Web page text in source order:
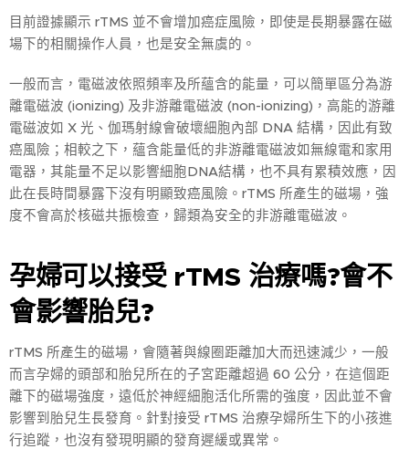
目前證據顯示 rTMS 並不會增加癌症風險，即使是長期暴露在磁
場下的相關操作人員，也是安全無虞的。
一般而言，電磁波依照頻率及所蘊含的能量，可以簡單區分為游
離電磁波 (ionizing) 及非游離電磁波 (non-ionizing)，高能的游離
電磁波如 X 光、伽瑪射線會破壞細胞內部 DNA 結構，因此有致
癌風險；相較之下，蘊含能量低的非游離電磁波如無線電和家用
電器，其能量不足以影響細胞DNA結構，也不具有累積效應，因
此在長時間暴露下沒有明顯致癌風險。rTMS 所產生的磁場，強
度不會高於核磁共振檢查，歸類為安全的非游離電磁波。
孕婦可以接受 rTMS 治療嗎?會不
會影響胎兒?
rTMS 所產生的磁場，會隨著與線圈距離加大而迅速減少，一般
而言孕婦的頭部和胎兒所在的子宮距離超過 60 公分，在這個距
離下的磁場強度，遠低於神經細胞活化所需的強度，因此並不會
影響到胎兒生長發育。針對接受 rTMS 治療孕婦所生下的小孩進
行追蹤，也沒有發現明顯的發育遲緩或異常。